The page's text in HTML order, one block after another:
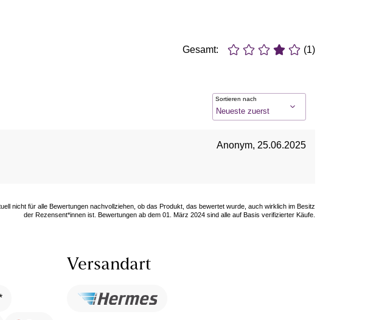
Gesamt: (1)
Sortieren nach
Anonym, 25.06.2025
nicht für alle Bewertungen nachvollziehen, ob das Produkt, das bewertet wurde, auch wirklich im Besitz
der Rezensent*innen ist. Bewertungen ab dem 01. März 2024 sind alle auf Basis verifizierter Käufe.
Versandart